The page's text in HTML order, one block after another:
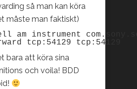
så man kan köra
måste man faktiskt)
am instrument
tcp:54129 tcp:54129
bara att köra sina
och voila! BDD